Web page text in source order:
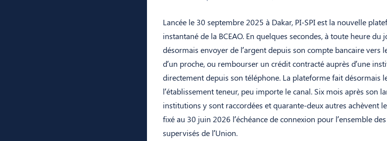
Lancée le 30 septembre 2025 à Dakar, PI-SPI est la nouvelle
instantané de la BCEAO. En quelques secondes, à toute heure
désormais envoyer de l’argent depuis son compte bancaire
d’un proche, ou rembourser un crédit contracté auprès d’une
directement depuis son téléphone. La plateforme fait désormais
l’établissement teneur, peu importe le canal. Six mois après son
institutions y sont raccordées et quarante-deux autres achèvent
fixé au 30 juin 2026 l’échéance de connexion pour l’ensemble
supervisés de l’Union.